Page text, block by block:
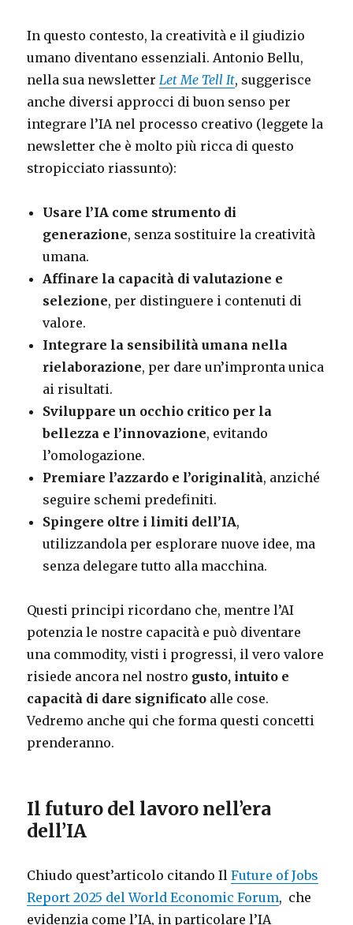
In questo contesto, la creatività e il giudizio
umano diventano essenziali. Antonio Bellu,
nella sua newsletter Let Me Tell It, suggerisce
anche diversi approcci di buon senso per
integrare l’IA nel processo creativo (leggete la
newsletter che è molto più ricca di questo
stropicciato riassunto):
Usare l’IA come strumento di
generazione, senza sostituire la creatività
umana.
Affinare la capacità di valutazione e
selezione, per distinguere i contenuti di
valore.
Integrare la sensibilità umana nella
rielaborazione, per dare un’impronta unica
ai risultati.
Sviluppare un occhio critico per la
bellezza e l’innovazione, evitando
l’omologazione.
Premiare l’azzardo e l’originalità, anziché
seguire schemi predefiniti.
Spingere oltre i limiti dell’IA,
utilizzandola per esplorare nuove idee, ma
senza delegare tutto alla macchina.
Questi principi ricordano che, mentre l’AI
potenzia le nostre capacità e può diventare
una commodity, visti i progressi, il vero valore
risiede ancora nel nostro gusto, intuito e
capacità di dare significato alle cose.
Vedremo anche qui che forma questi concetti
prenderanno.
Il futuro del lavoro nell’era
dell’IA
Chiudo quest’articolo citando IlFuture of Jobs
Report 2025 del World Economic Forum, che
evidenzia come l’IA, in particolare l’IA